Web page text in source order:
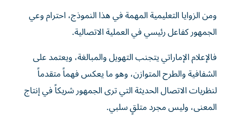
ومن الزوايا التعليمية المهمة في هذا النموذج، احترام وعي
الجمهور كفاعل رئيسي في العملية الاتصالية.
فالإعلام الإماراتي يتجنب التهويل والمبالغة، ويعتمد على
الشفافية والطرح المتوازن، وهو ما يعكس فهماً متقدماً
لنظريات الاتصال الحديثة التي ترى الجمهور شريكاً في إنتاج
المعنى، وليس مجرد متلقٍ سلبي.